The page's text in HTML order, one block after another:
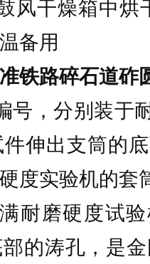
风干燥箱中烘
备用
铁路碎石道砟
号，分别装于
伸出支筒的
度实验机的套
耐磨硬度试
的涛孔，是